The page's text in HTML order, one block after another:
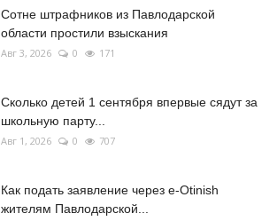
Сотне штрафников из Павлодарской
области простили взыскания
Авг 3, 2026 0 171
Сколько детей 1 сентября впервые сядут за
школьную парту...
Авг 1, 2026 0 707
Как подать заявление через e-Otinish
жителям Павлодарской...